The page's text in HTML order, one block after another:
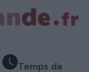
Temps de